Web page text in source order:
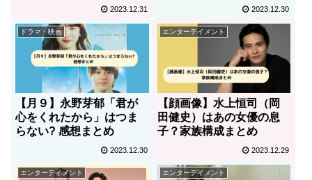
2023.12.31 2023.12.30
ドラマ・映画
【月９】永野芽郁「君が
心をくれたから」はつま
らない? 感想まとめ
2023.12.30
エンターテイメント
【顔画像】水上恒司（岡
田健史）はあの女優の息
子？家族構成まとめ
2023.12.29
エンターテイメント エンターテイメント